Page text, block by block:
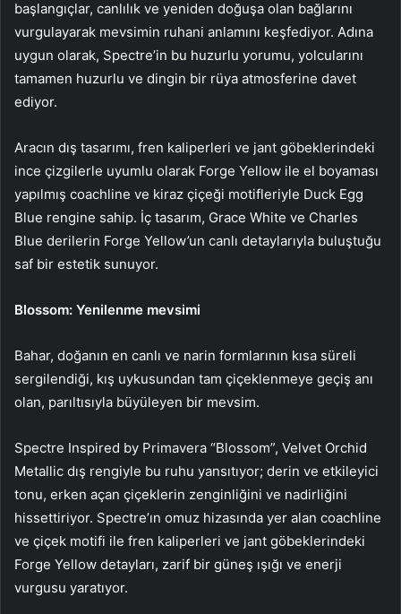
başlangıçlar, canlılık ve yeniden doğuşa olan bağlarını
vurgulayarak mevsimin ruhani anlamını keşfediyor. Adına
uygun olarak, Spectre’in bu huzurlu yorumu, yolcularını
tamamen huzurlu ve dingin bir rüya atmosferine davet
ediyor.
Aracın dış tasarımı, fren kaliperleri ve jant göbeklerindeki
ince çizgilerle uyumlu olarak Forge Yellow ile el boyaması
yapılmış coachline ve kiraz çiçeği motifleriyle Duck Egg
Blue rengine sahip. İç tasarım, Grace White ve Charles
Blue derilerin Forge Yellow’un canlı detaylarıyla buluştuğu
saf bir estetik sunuyor.
Blossom: Yenilenme mevsimi
Bahar, doğanın en canlı ve narin formlarının kısa süreli
sergilendiği, kış uykusundan tam çiçeklenmeye geçiş anı
olan, parıltısıyla büyüleyen bir mevsim.
Spectre Inspired by Primavera “Blossom”, Velvet Orchid
Metallic dış rengiyle bu ruhu yansıtıyor; derin ve etkileyici
tonu, erken açan çiçeklerin zenginliğini ve nadirliğini
hissettiriyor. Spectre’ın omuz hizasında yer alan coachline
ve çiçek motifi ile fren kaliperleri ve jant göbeklerindeki
Forge Yellow detayları, zarif bir güneş ışığı ve enerji
vurgusu yaratıyor.